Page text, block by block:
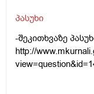
პასუხი
-შეკითხვაზე
http://